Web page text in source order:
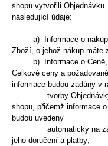
shopu vytvořili
následující údaje:
a) Informace o
Zboží, o jehož nákup máte
b) Informace o Ceně,
Celkové ceny a
informace budou zadány v
tvorby
shopu, přičemž informace
budou uvedeny
automaticky na
jeho doručení a platby;